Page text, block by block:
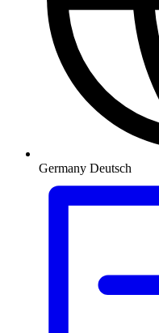
Germany Deutsch